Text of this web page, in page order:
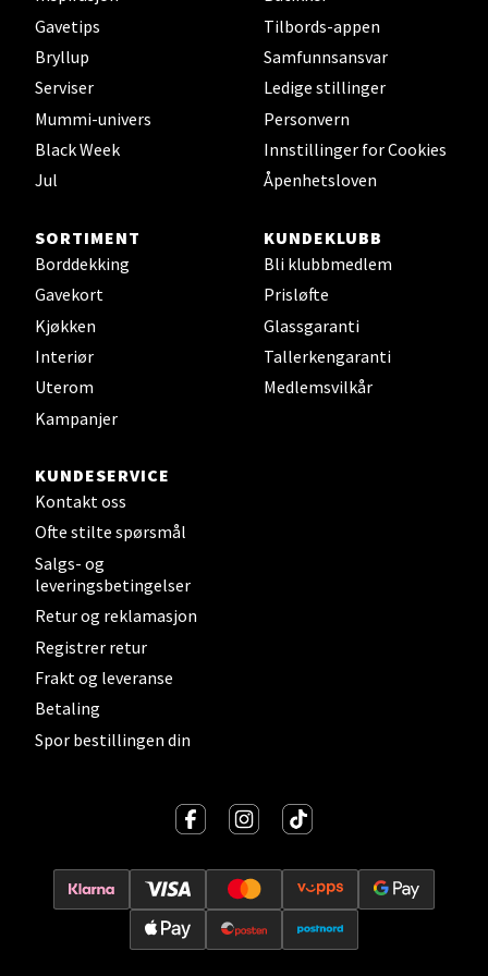
Gavetips
Bryllup
Serviser
Mummi-univers
Black Week
Jul
Tilbords-appen
Samfunnsansvar
Ledige stillinger
Personvern
Innstillinger for Cookies
Åpenhetsloven
SORTIMENT
Borddekking
Gavekort
Kjøkken
Interiør
Uterom
Kampanjer
KUNDEKLUBB
Bli klubbmedlem
Prisløfte
Glassgaranti
Tallerkengaranti
Medlemsvilkår
KUNDESERVICE
Kontakt oss
Ofte stilte spørsmål
Salgs- og
leveringsbetingelser
Retur og reklamasjon
Registrer retur
Frakt og leveranse
Betaling
Spor bestillingen din
Bryne/Jæren - M44
Jupiterveien 2, 4340 Bryne
Åpent i dag 10-20
0 i butikk
Stavanger og Sandnes - Thon
Senter Madla
Madlakrossen nr 9, 4042 Stavanger
Åpent i dag 10-20
0 i butikk
Levanger - Magneten
Moafjæra 14, 7606 Levanger
Åpent i dag 10-20
0 i butikk
Mandal - Alti Mandal